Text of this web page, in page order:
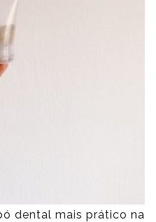
dental mais prático na